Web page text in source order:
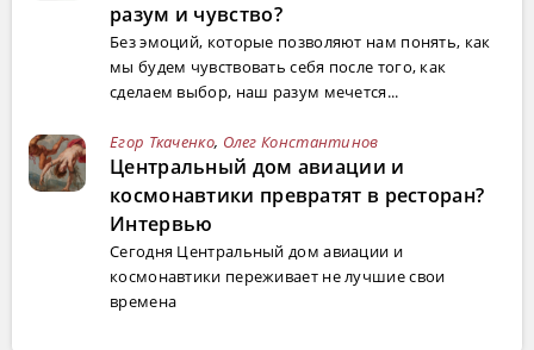
разум и чувство?
Без эмоций, которые позволяют нам понять, как
мы будем чувствовать себя после того, как
сделаем выбор, наш разум мечется...
Егор Ткаченко, Олег Константинов
Центральный дом авиации и
космонавтики превратят в ресторан?
Интервью
Сегодня Центральный дом авиации и
космонавтики переживает не лучшие свои
времена